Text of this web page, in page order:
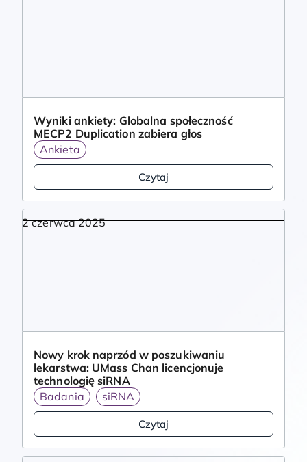
Wyniki ankiety: Globalna społeczność
MECP2 Duplication zabiera głos
Ankieta
Czytaj
2 czerwca 2025
Nowy krok naprzód w poszukiwaniu
lekarstwa: UMass Chan licencjonuje
technologię siRNA
Badania
siRNA
Czytaj